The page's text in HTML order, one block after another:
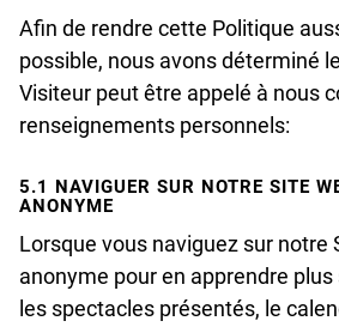
Afin de rendre cette Politique
possible, nous avons déterminé
Visiteur peut être appelé à nous
renseignements personnels:
5.1 NAVIGUER SUR NOTRE SITE
ANONYME
Lorsque vous naviguez sur notre
anonyme pour en apprendre
les spectacles présentés, le